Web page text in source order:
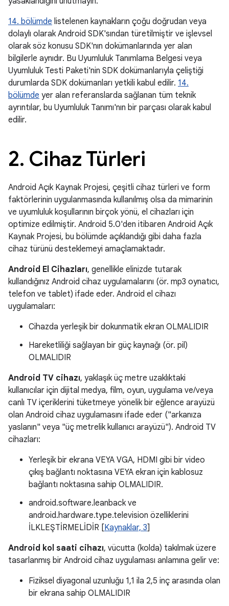
14. bölümde listelenen kaynakların çoğu doğrudan veya
dolaylı olarak Android SDK'sından türetilmiştir ve işlevsel
olarak söz konusu SDK'nın dokümanlarında yer alan
bilgilerle aynıdır. Bu Uyumluluk Tanımlama Belgesi veya
Uyumluluk Testi Paketi'nin SDK dokümanlarıyla çeliştiği
durumlarda SDK dokümanları yetkili kabul edilir. 14.
bölümde yer alan referanslarda sağlanan tüm teknik
ayrıntılar, bu Uyumluluk Tanımı'nın bir parçası olarak kabul
edilir.
2. Cihaz Türleri
Android Açık Kaynak Projesi, çeşitli cihaz türleri ve form
faktörlerinin uygulanmasında kullanılmış olsa da mimarinin
ve uyumluluk koşullarının birçok yönü, el cihazları için
optimize edilmiştir. Android 5.0'den itibaren Android Açık
Kaynak Projesi, bu bölümde açıklandığı gibi daha fazla
cihaz türünü desteklemeyi amaçlamaktadır.
Android El Cihazları, genellikle elinizde tutarak
kullandığınız Android cihaz uygulamalarını (ör. mp3 oynatıcı,
telefon ve tablet) ifade eder. Android el cihazı
uygulamaları:
Cihazda yerleşik bir dokunmatik ekran OLMALIDIR
Hareketliliği sağlayan bir güç kaynağı (ör. pil)
OLMALIDIR
Android TV cihazı, yaklaşık üç metre uzaklıktaki
kullanıcılar için dijital medya, film, oyun, uygulama ve/veya
canlı TV içeriklerini tüketmeye yönelik bir eğlence arayüzü
olan Android cihaz uygulamasını ifade eder ("arkanıza
yaslanın" veya "üç metrelik kullanıcı arayüzü"). Android TV
cihazları:
Yerleşik bir ekrana VEYA VGA, HDMI gibi bir video
çıkış bağlantı noktasına VEYA ekran için kablosuz
bağlantı noktasına sahip OLMALIDIR.
android.software.leanback ve
android.hardware.type.television özelliklerini
İLKLEŞTİRMELİDİR [Kaynaklar, 3]
Android kol saati cihazı, vücutta (kolda) takılmak üzere
tasarlanmış bir Android cihaz uygulaması anlamına gelir ve:
Fiziksel diyagonal uzunluğu 1,1 ila 2,5 inç arasında olan
bir ekrana sahip OLMALIDIR